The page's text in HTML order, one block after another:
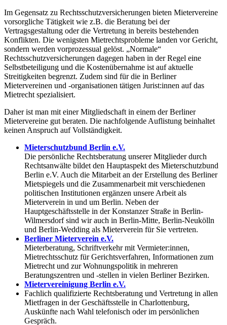
Im Gegensatz zu Rechtsschutzversicherungen bieten Mietervereine
vorsorgliche Tätigkeit wie z.B. die Beratung bei der
Vertragsgestaltung oder die Vertretung in bereits bestehenden
Konflikten. Die wenigsten Mietrechtsprobleme landen vor Gericht,
sondern werden vorprozessual gelöst. „Normale“
Rechtsschutzversicherungen dagegen haben in der Regel eine
Selbstbeteiligung und die Kostenübernahme ist auf aktuelle
Streitigkeiten begrenzt. Zudem sind für die in Berliner
Mietervereinen und -organisationen tätigen Jurist:innen auf das
Mietrecht spezialisiert.
Daher ist man mit einer Mitgliedschaft in einem der Berliner
Mietervereine gut beraten. Die nachfolgende Auflistung beinhaltet
keinen Anspruch auf Vollständigkeit.
Mieterschutzbund Berlin e.V.
Die persönliche Rechtsberatung unserer Mitglieder durch
Rechtsanwälte bildet den Hauptaspekt des Mieterschutzbund
Berlin e.V. Auch die Mitarbeit an der Erstellung des Berliner
Mietspiegels und die Zusammenarbeit mit verschiedenen
politischen Institutionen ergänzen unsere Arbeit als
Mieterverein in und um Berlin. Neben der
Hauptgeschäftsstelle in der Konstanzer Straße in Berlin-
Wilmersdorf sind wir auch in Berlin-Mitte, Berlin-Neukölln
und Berlin-Wedding als Mieterverein für Sie vertreten.
Berliner Mieterverein e.V.
Mieterberatung, Schriftverkehr mit Vermieter:innen,
Mietrechtsschutz für Gerichtsverfahren, Informationen zum
Mietrecht und zur Wohnungspolitik in mehreren
Beratungszentren und -stellen in vielen Berliner Bezirken.
Mietervereinigung Berlin e.V.
Fachlich qualifizierte Rechtsberatung und Vertretung in allen
Mietfragen in der Geschäftsstelle in Charlottenburg,
Auskünfte nach Wahl telefonisch oder im persönlichen
Gespräch.